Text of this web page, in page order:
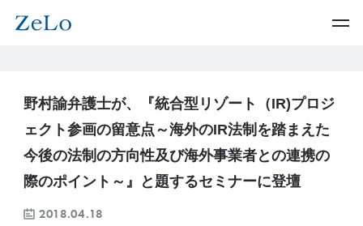
野村諭弁護士が、『統合型リゾート（IR)プロジ
ェクト参画の留意点～海外のIR法制を踏まえた
今後の法制の方向性及び海外事業者との連携の
際のポイント～』と題するセミナーに登壇
2018.04.18